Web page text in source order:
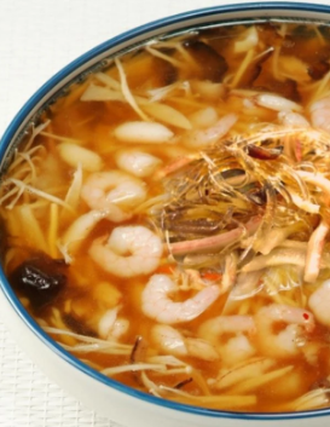
媒體報導
門市資訊